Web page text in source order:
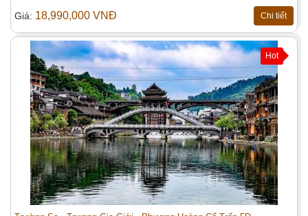
Giá: 18,990,000 VNĐ Chi tiết
Hot